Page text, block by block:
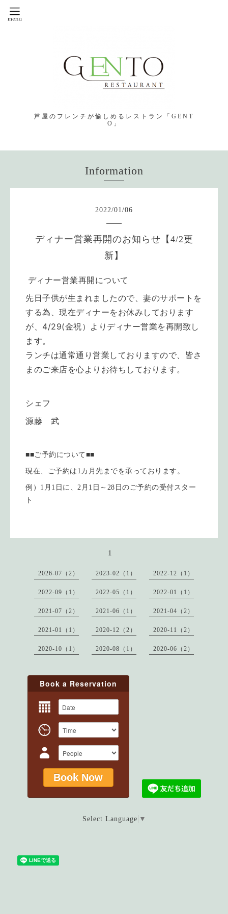
芦屋のフレンチが愉しめるレストラン「GENT
O」
Information
2022/01/06
ディナー営業再開のお知らせ【4/2更
新】
ディナー営業再開について
先日子供が生まれましたので、妻のサポートを
する為、現在ディナーをお休みしております
が、4/29(金祝）よりディナー営業を再開致し
ます。
ランチは通常通り営業しておりますので、皆さ
まのご来店を心よりお待ちしております。
シェフ
源藤 武
■■ご予約について■■
現在、ご予約は1カ月先までを承っております。
例）1月1日に、2月1日～28日のご予約の受付スター
ト
1
2026-07（2） 2023-02（1） 2022-12（1）
2022-09（1） 2022-05（1） 2022-01（1）
2021-07（2） 2021-06（1） 2021-04（2）
2021-01（1） 2020-12（2） 2020-11（2）
2020-10（1） 2020-08（1） 2020-06（2）
Book a Reservation
Select Language ▼